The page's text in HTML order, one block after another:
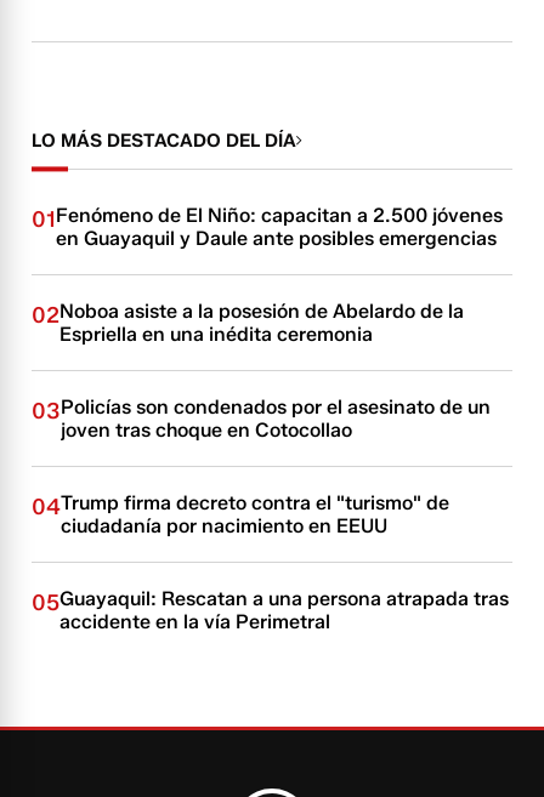
LO MÁS DESTACADO DEL DÍA
01Fenómeno de El Niño: capacitan a 2.500 jóvenes
en Guayaquil y Daule ante posibles emergencias
02Noboa asiste a la posesión de Abelardo de la
Espriella en una inédita ceremonia
03Policías son condenados por el asesinato de un
joven tras choque en Cotocollao
04Trump firma decreto contra el "turismo" de
ciudadanía por nacimiento en EEUU
05Guayaquil: Rescatan a una persona atrapada tras
accidente en la vía Perimetral